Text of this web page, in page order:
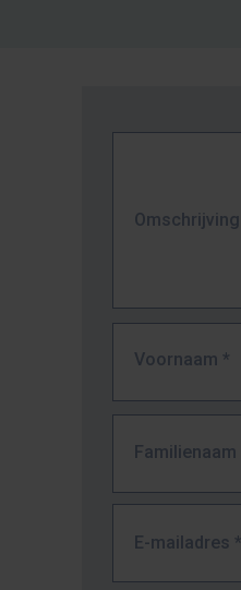
Omschrijving
Voornaam *
Familienaam
E-mailadres *